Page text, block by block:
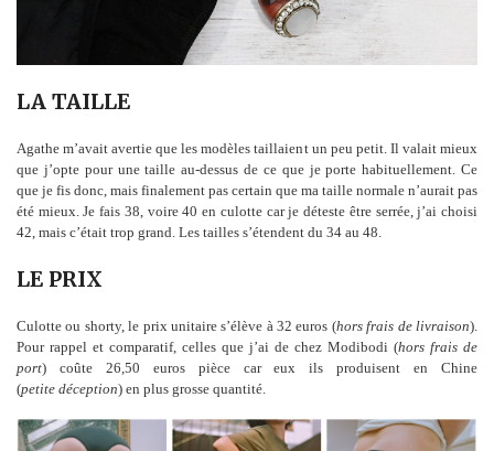
LA TAILLE
Agathe m’avait avertie que les modèles taillaient un peu petit. Il valait mieux
que j’opte pour une taille au-dessus de ce que je porte habituellement. Ce
que je fis donc, mais finalement pas certain que ma taille normale n’aurait pas
été mieux. Je fais 38, voire 40 en culotte car je déteste être serrée, j’ai choisi
42, mais c’était trop grand. Les tailles s’étendent du 34 au 48.
LE PRIX
Culotte ou shorty, le prix unitaire s’élève à 32 euros (hors frais de livraison).
Pour rappel et comparatif, celles que j’ai de chez Modibodi (hors frais de
port) coûte 26,50 euros pièce car eux ils produisent en Chine
(petite déception) en plus grosse quantité.